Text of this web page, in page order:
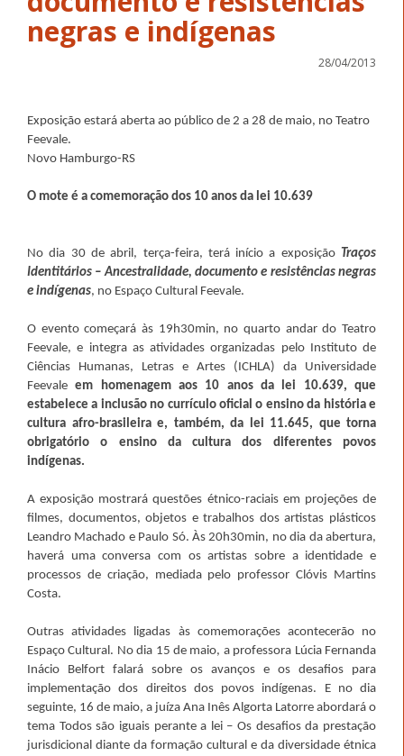
28/04/2013
Exposição estará aberta ao público de 2 a 28 de maio, no Teatro
Feevale.
Novo Hamburgo-RS
O mote é a comemoração dos 10 anos da lei 10.639
No dia 30 de abril, terça-feira, terá início a exposição Traços
Identitários – Ancestralidade, documento e resistências negras
e indígenas, no Espaço Cultural Feevale.
O evento começará às 19h30min, no quarto andar do Teatro
Feevale, e integra as atividades organizadas pelo Instituto de
Ciências Humanas, Letras e Artes (ICHLA) da Universidade
Feevaleem homenagem aos 10 anos da lei 10.639,
que
estabelece a inclusão no currículo oficial o ensino da história e
cultura afro-brasileira e, também, da lei 11.645, que torna
obrigatório o ensino da cultura dos diferentes povos
indígenas.
A exposição mostrará questões étnico-raciais em projeções de
filmes, documentos, objetos e trabalhos dos artistas plásticos
Leandro Machado e Paulo Só. Às 20h30min, no dia da abertura,
haverá uma conversa com os artistas sobre a identidade e
processos de criação, mediada pelo professor Clóvis Martins
Costa.
Outras atividades ligadas às comemorações acontecerão no
Espaço Cultural. No dia 15 de maio, a professora Lúcia Fernanda
Inácio Belfort falará sobre os avanços e os desafios para
implementação dos direitos dos povos indígenas. E no dia
seguinte, 16 de maio, a juíza Ana Inês Algorta Latorre abordará o
tema Todos são iguais perante a lei – Os desafios da prestação
jurisdicional diante da formação cultural e da diversidade étnica